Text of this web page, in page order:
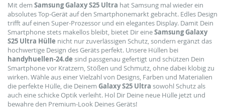
Mit dem Samsung Galaxy S25 Ultra hat Samsung mal wieder ein
absolutes Top-Gerät auf den Smartphonemarkt gebracht. Edles Design
trifft auf einen Super-Prozessor und ein elegantes Display. Damit Dein
Smartphone stets makellos bleibt, bietet Dir eineSamsung Galaxy
S25 Ultra Hülle nicht nur zuverlässigen Schutz, sondern ergänzt das
hochwertige Design des Geräts perfekt. Unsere Hüllen bei
handyhuellen-24.de sind passgenau gefertigt und schützen Dein
Smartphone vor Kratzern, Stößen und Schmutz, ohne dabei klobig zu
wirken. Wähle aus einer Vielzahl von Designs, Farben und Materialien
die perfekte Hülle, die Deinem Galaxy S25 Ultra sowohl Schutz als
auch eine schicke Optik verleiht. Hol Dir Deine neue Hülle jetzt und
bewahre den Premium-Look Deines Geräts!